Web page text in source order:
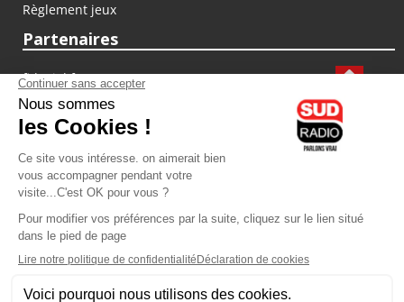
Règlement jeux
Partenaires
fiducial.fr
lyoncapitale.fr
olympique-et-lyonnais.com
L'application Iphone / Android
Téléchargez l'application
Les cookies
Gestion des cookies